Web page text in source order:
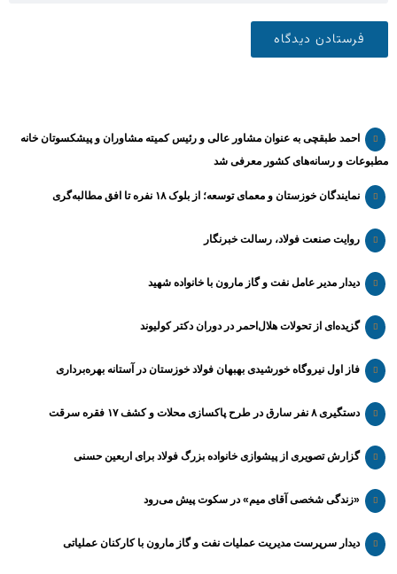
احمد طبقچی به عنوان مشاور عالی و رئیس کمیته مشاوران و پیشکسوتان خانه
مطبوعات و رسانه‌های کشور معرفی شد
نمایندگان خوزستان و معمای توسعه؛ از بلوک ۱۸ نفره تا افق مطالبه‌گری
روایت صنعت فولاد،‌ رسالت خبرنگار
دیدار مدیر عامل نفت و گاز مارون با خانواده شهید
گزیده‌ای از تحولات هلال‌احمر در دوران دکتر کولیوند
فاز اول نیروگاه خورشیدی بهبهان فولاد خوزستان در آستانه بهره‌برداری
دستگیری ۸ نفر سارق در طرح پاکسازی محلات و کشف ۱۷ فقره سرقت
گزارش تصویری از پیشوازی خانواده بزرگ فولاد برای اربعین حسنی
«زندگی شخصی آقای میم» در سکوت پیش می‌رود
دیدار سرپرست مدیریت عملیات نفت و گاز مارون با کارکنان عملیاتی